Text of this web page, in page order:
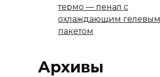
термо — пенал с
охлаждающим гелевым
пакетом
Архивы